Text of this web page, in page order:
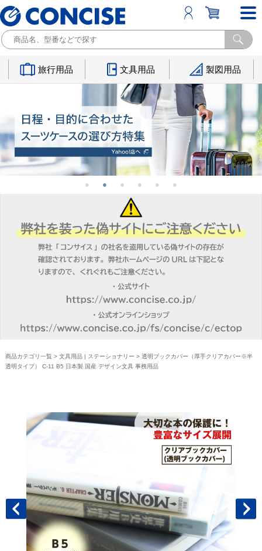
旅行用品 文具用品 製図用品
商品カテゴリ一覧 > 文具用品 | ステーショナリー > 透明ブックカバー（厚手クリアカバー※半
透明タイプ） C-11 B5 日本製 国産 デザイン文具 事務用品